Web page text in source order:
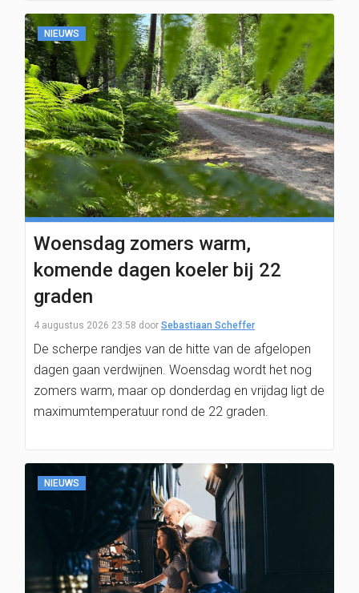
NIEUWS
Woensdag zomers warm,
komende dagen koeler bij 22
graden
4 augustus 2026 23:58 door Sebastiaan Scheffer
De scherpe randjes van de hitte van de afgelopen
dagen gaan verdwijnen. Woensdag wordt het nog
zomers warm, maar op donderdag en vrijdag ligt de
maximumtemperatuur rond de 22 graden.
NIEUWS